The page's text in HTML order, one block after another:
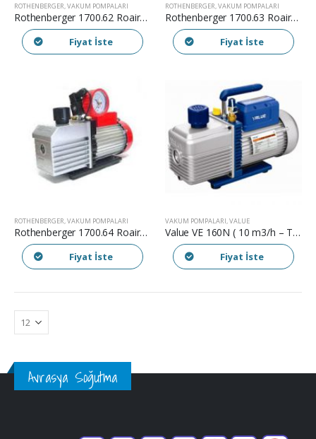
ROTHENBERGER,VAKUM POMPALARI
Rothenberger 1700.62 Roairvac 3.0 Vakum Pompası ( 5,0m3/h )
Fiyat İste
ROTHENBERGER,VAKUM POMPALARI
Rothenberger 1700.63 Roairvac 6.0 Vakum Pompası ( 10 m3/h )
Fiyat İste
ROTHENBERGER,VAKUM POMPALARI
Rothenberger 1700.64 Roairvac 9.0 Vakum Pompası ( 15 m3/h )
Fiyat İste
VAKUM POMPALARI,VALUE
Value VE 160N ( 10 m3/h – Tek Kademe )
Fiyat İste
Avrasya Soğutma